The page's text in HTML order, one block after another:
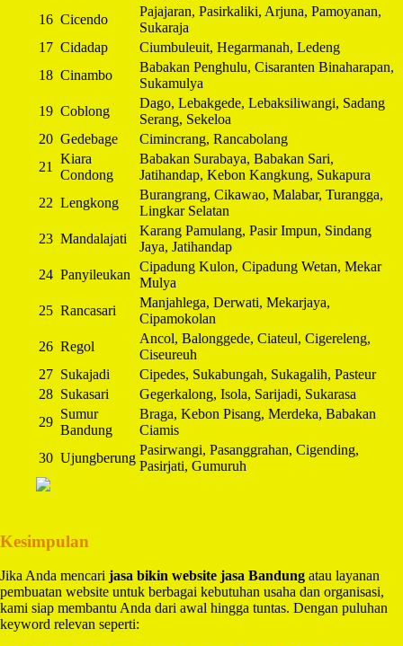
16 Cicendo
Pajajaran, Pasirkaliki, Arjuna, Pamoyanan,
Sukaraja
17 Cidadap
Ciumbuleuit, Hegarmanah, Ledeng
18 Cinambo
Babakan Penghulu, Cisaranten Binaharapan,
Sukamulya
19 Coblong
Dago, Lebakgede, Lebaksiliwangi, Sadang
Serang, Sekeloa
20 Gedebage
Cimincrang, Rancabolang
21
Kiara
Condong
Babakan Surabaya, Babakan Sari,
Jatihandap, Kebon Kangkung, Sukapura
22 Lengkong
Burangrang, Cikawao, Malabar, Turangga,
Lingkar Selatan
23 Mandalajati
Karang Pamulang, Pasir Impun, Sindang
Jaya, Jatihandap
24 Panyileukan
Cipadung Kulon, Cipadung Wetan, Mekar
Mulya
25 Rancasari
Manjahlega, Derwati, Mekarjaya,
Cipamokolan
26 Regol
Ancol, Balonggede, Ciateul, Cigereleng,
Ciseureuh
27 Sukajadi
Cipedes, Sukabungah, Sukagalih, Pasteur
28 Sukasari
Gegerkalong, Isola, Sarijadi, Sukarasa
29
Sumur
Bandung
Braga, Kebon Pisang, Merdeka, Babakan
Ciamis
30 Ujungberung
Pasirwangi, Pasanggrahan, Cigending,
Pasirjati, Gumuruh
Kesimpulan
Jika Anda mencari jasa bikin website jasa Bandung atau layanan
pembuatan website untuk berbagai kebutuhan usaha dan organisasi,
kami siap membantu Anda dari awal hingga tuntas. Dengan puluhan
keyword relevan seperti: